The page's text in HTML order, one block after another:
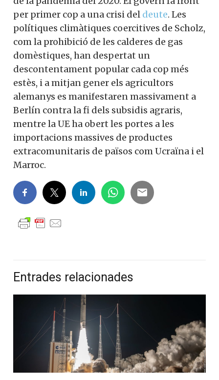
per primer cop a una crisi del deute. Les
polítiques climàtiques coercitives de Scholz,
com la prohibició de les calderes de gas
domèstiques, han despertat un
descontentament popular cada cop més
estès, i a mitjan gener els agricultors
alemanys es manifestaren massivament a
Berlín contra la fi dels subsidis agraris,
mentre la UE ha obert les portes a les
importacions massives de productes
extracomunitaris de països com Ucraïna i el
Marroc.
Entrades relacionades